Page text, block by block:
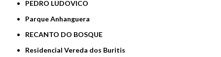
PEDRO LUDOVICO
Parque Anhanguera
RECANTO DO BOSQUE
Residencial Vereda dos Buritis